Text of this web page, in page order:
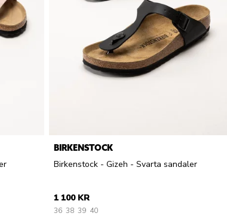
BIRKENSTOCK
Birkenstock - Gizeh - Svarta sandaler
1 100 KR
36 38 39 40